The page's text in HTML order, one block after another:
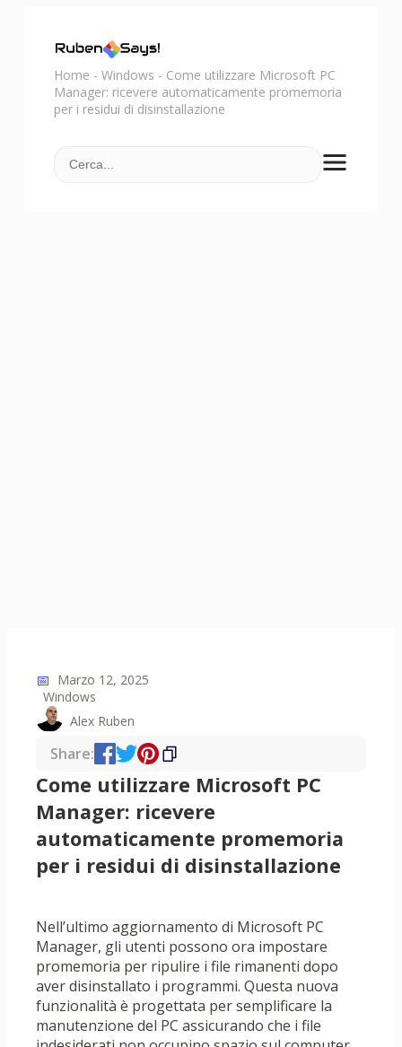
Home - Windows - Come utilizzare Microsoft PC
Manager: ricevere automaticamente promemoria
per i residui di disinstallazione
📅 Marzo 12, 2025
Windows
Alex Ruben
Share:
Come utilizzare Microsoft PC
Manager: ricevere
automaticamente promemoria
per i residui di disinstallazione
Nell’ultimo aggiornamento di Microsoft PC
Manager, gli utenti possono ora impostare
promemoria per ripulire i file rimanenti dopo
aver disinstallato i programmi. Questa nuova
funzionalità è progettata per semplificare la
manutenzione del PC assicurando che i file